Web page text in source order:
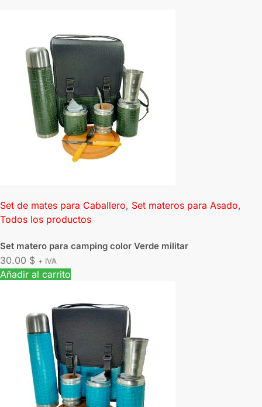
Set de mates para Caballero, Set materos para Asado,
Todos los productos
Set matero para camping color Verde militar
30.00 $ + IVA
Añadir al carrito